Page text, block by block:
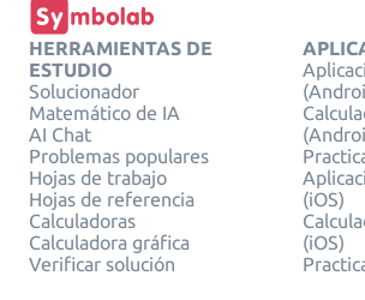
HERRAMIENTAS DE
ESTUDIO
Solucionador
Matemático de IA
AI Chat
Problemas populares
Hojas de trabajo
Hojas de referencia
Calculadoras
Calculadora gráfica
Verificar solución
(iOS)
(iOS)